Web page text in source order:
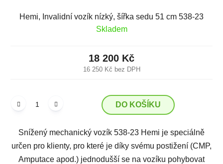
Hemi, Invalidní vozík nízký, šířka sedu 51 cm 538-23
Skladem
16 250 Kč bez DPH
18 200 Kč
DO KOŠÍKU
Snížený mechanický vozík 538-23 Hemi je speciálně
určen pro klienty, pro které je díky svému postižení (CMP,
Amputace apod.) jednodušší se na vozíku pohybovat